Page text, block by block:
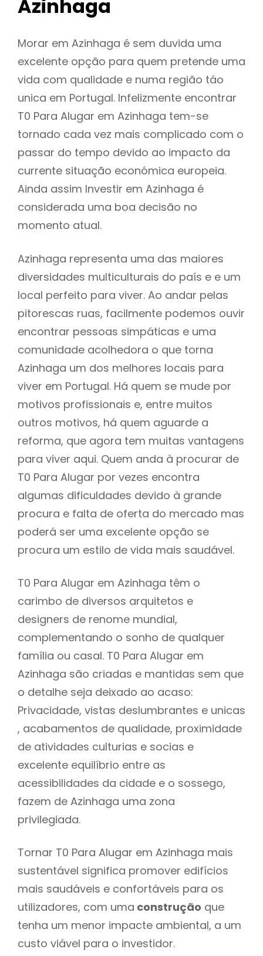
Azinhaga
Morar em Azinhaga é sem duvida uma
excelente opção para quem pretende uma
vida com qualidade e numa região táo
unica em Portugal. Infelizmente encontrar
T0 Para Alugar em Azinhaga tem-se
tornado cada vez mais complicado com o
passar do tempo devido ao impacto da
currente situação económica europeia.
Ainda assim Investir em Azinhaga é
considerada uma boa decisão no
momento atual.
Azinhaga representa uma das maiores
diversidades multiculturais do país e e um
local perfeito para viver. Ao andar pelas
pitorescas ruas, facilmente podemos ouvir
encontrar pessoas simpáticas e uma
comunidade acolhedora o que torna
Azinhaga um dos melhores locais para
viver em Portugal. Há quem se mude por
motivos profissionais e, entre muitos
outros motivos, há quem aguarde a
reforma, que agora tem muitas vantagens
para viver aqui. Quem anda à procurar de
T0 Para Alugar por vezes encontra
algumas dificuldades devido à grande
procura e falta de oferta do mercado mas
poderá ser uma excelente opção se
procura um estilo de vida mais saudável.
T0 Para Alugar em Azinhaga têm o
carimbo de diversos arquitetos e
designers de renome mundial,
complementando o sonho de qualquer
família ou casal. T0 Para Alugar em
Azinhaga são criadas e mantidas sem que
o detalhe seja deixado ao acaso:
Privacidade, vistas deslumbrantes e unicas
, acabamentos de qualidade, proximidade
de atividades culturias e socias e
excelente equilíbrio entre as
acessibilidades da cidade e o sossego,
fazem de Azinhaga uma zona
privilegiada.
Tornar T0 Para Alugar em Azinhaga mais
sustentável significa promover edifícios
mais saudáveis e confortáveis para os
utilizadores, com uma construção que
tenha um menor impacte ambiental, a um
custo viável para o investidor.